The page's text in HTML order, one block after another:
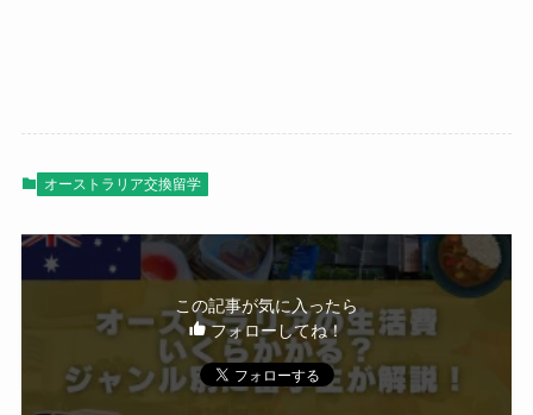
オーストラリア交換留学
この記事が気に入ったら
フォローしてね！